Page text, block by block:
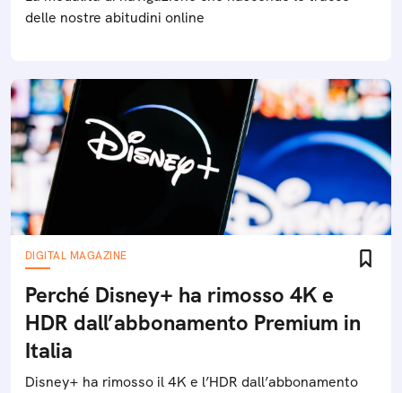
delle nostre abitudini online
DIGITAL MAGAZINE
Perché Disney+ ha rimosso 4K e
HDR dall’abbonamento Premium in
Italia
Disney+ ha rimosso il 4K e l’HDR dall’abbonamento